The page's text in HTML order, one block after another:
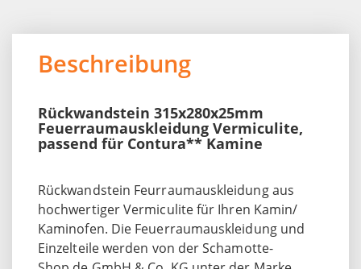
Beschreibung
Rückwandstein 315x280x25mm
Feuerraumauskleidung Vermiculite,
passend für Contura** Kamine
Rückwandstein Feurraumauskleidung aus
hochwertiger Vermiculite für Ihren Kamin/
Kaminofen. Die Feuerraumauskleidung und
Einzelteile werden von der Schamotte-